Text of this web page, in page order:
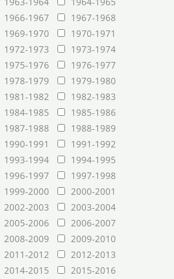
1966-1967
1967-1968
1969-1970
1970-1971
1972-1973
1973-1974
1975-1976
1976-1977
1978-1979
1979-1980
1981-1982
1982-1983
1984-1985
1985-1986
1987-1988
1988-1989
1990-1991
1991-1992
1993-1994
1994-1995
1996-1997
1997-1998
1999-2000
2000-2001
2002-2003
2003-2004
2005-2006
2006-2007
2008-2009
2009-2010
2011-2012
2012-2013
2014-2015
2015-2016